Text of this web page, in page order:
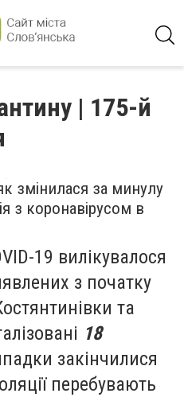
| 175-й
змінилася за минулу
з коронавірусом в
19 вилікувалося
з початку
та
18
закінчилися
перебувають